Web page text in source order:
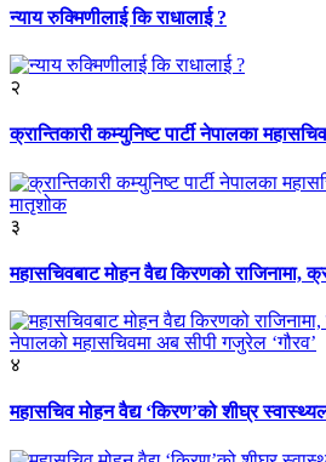
न्याय रुक्मिणीलाई कि राधालाई ?
२
क्रान्तिकारी कम्युनिष्ट पार्टी नेपालका
३
महासचिवबाट मोहन वैद्य किरणको राजिनामा,
४
महासचिव मोहन वैद्य ‘किरण’को शीघ्र